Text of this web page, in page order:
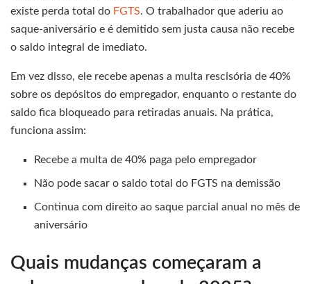
existe perda total do FGTS. O trabalhador que aderiu ao
saque-aniversário e é demitido sem justa causa não recebe
o saldo integral de imediato.
Em vez disso, ele recebe apenas a multa rescisória de 40%
sobre os depósitos do empregador, enquanto o restante do
saldo fica bloqueado para retiradas anuais. Na prática,
funciona assim:
Recebe a multa de 40% paga pelo empregador
Não pode sacar o saldo total do FGTS na demissão
Continua com direito ao saque parcial anual no mês de
aniversário
Quais mudanças começaram a